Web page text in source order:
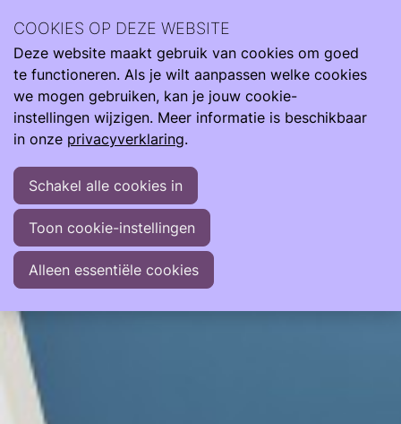
ontwikkelingen binnen en buiten onze Care4Neo
Community
De podcast 'Veel te vroeg geboren, hoe is het nu?'
De podcast 'Veel te vroeg geboren, hoe is het nu?'
Aflevering: Vroeggeboorte; Wat is het en wat betekent het
voor de ontwikkeling op lange termijn
In deze podcastaflevering spreekt Ingeborg Anna Martens
met Nikk Conneman (kinderarts-neonatoloog) over
mogelijke gevolgen van een vroeggeboorte.
COOKIES OP DEZE WEBSITE
Deze website maakt gebruik van cookies om goed
te functioneren. Als je wilt aanpassen welke cookies
we mogen gebruiken, kan je jouw cookie-
instellingen wijzigen. Meer informatie is beschikbaar
in onze privacyverklaring.
Schakel alle cookies in
Toon cookie-instellingen
Alleen essentiële cookies